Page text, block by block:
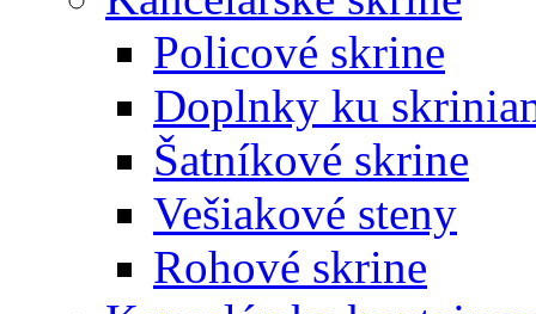
Policové skrine
Doplnky ku
Šatníkové skrine
Vešiakové steny
Rohové skrine